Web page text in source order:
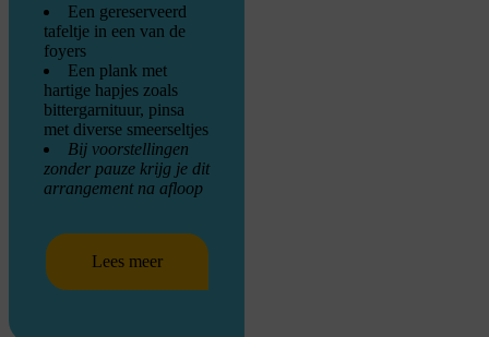
Een gereserveerd
tafeltje in een van de
foyers
Een plank met
hartige hapjes zoals
bittergarnituur, pinsa
met diverse smeerseltjes
Bij voorstellingen
zonder pauze krijg je dit
arrangement na afloop
Lees meer